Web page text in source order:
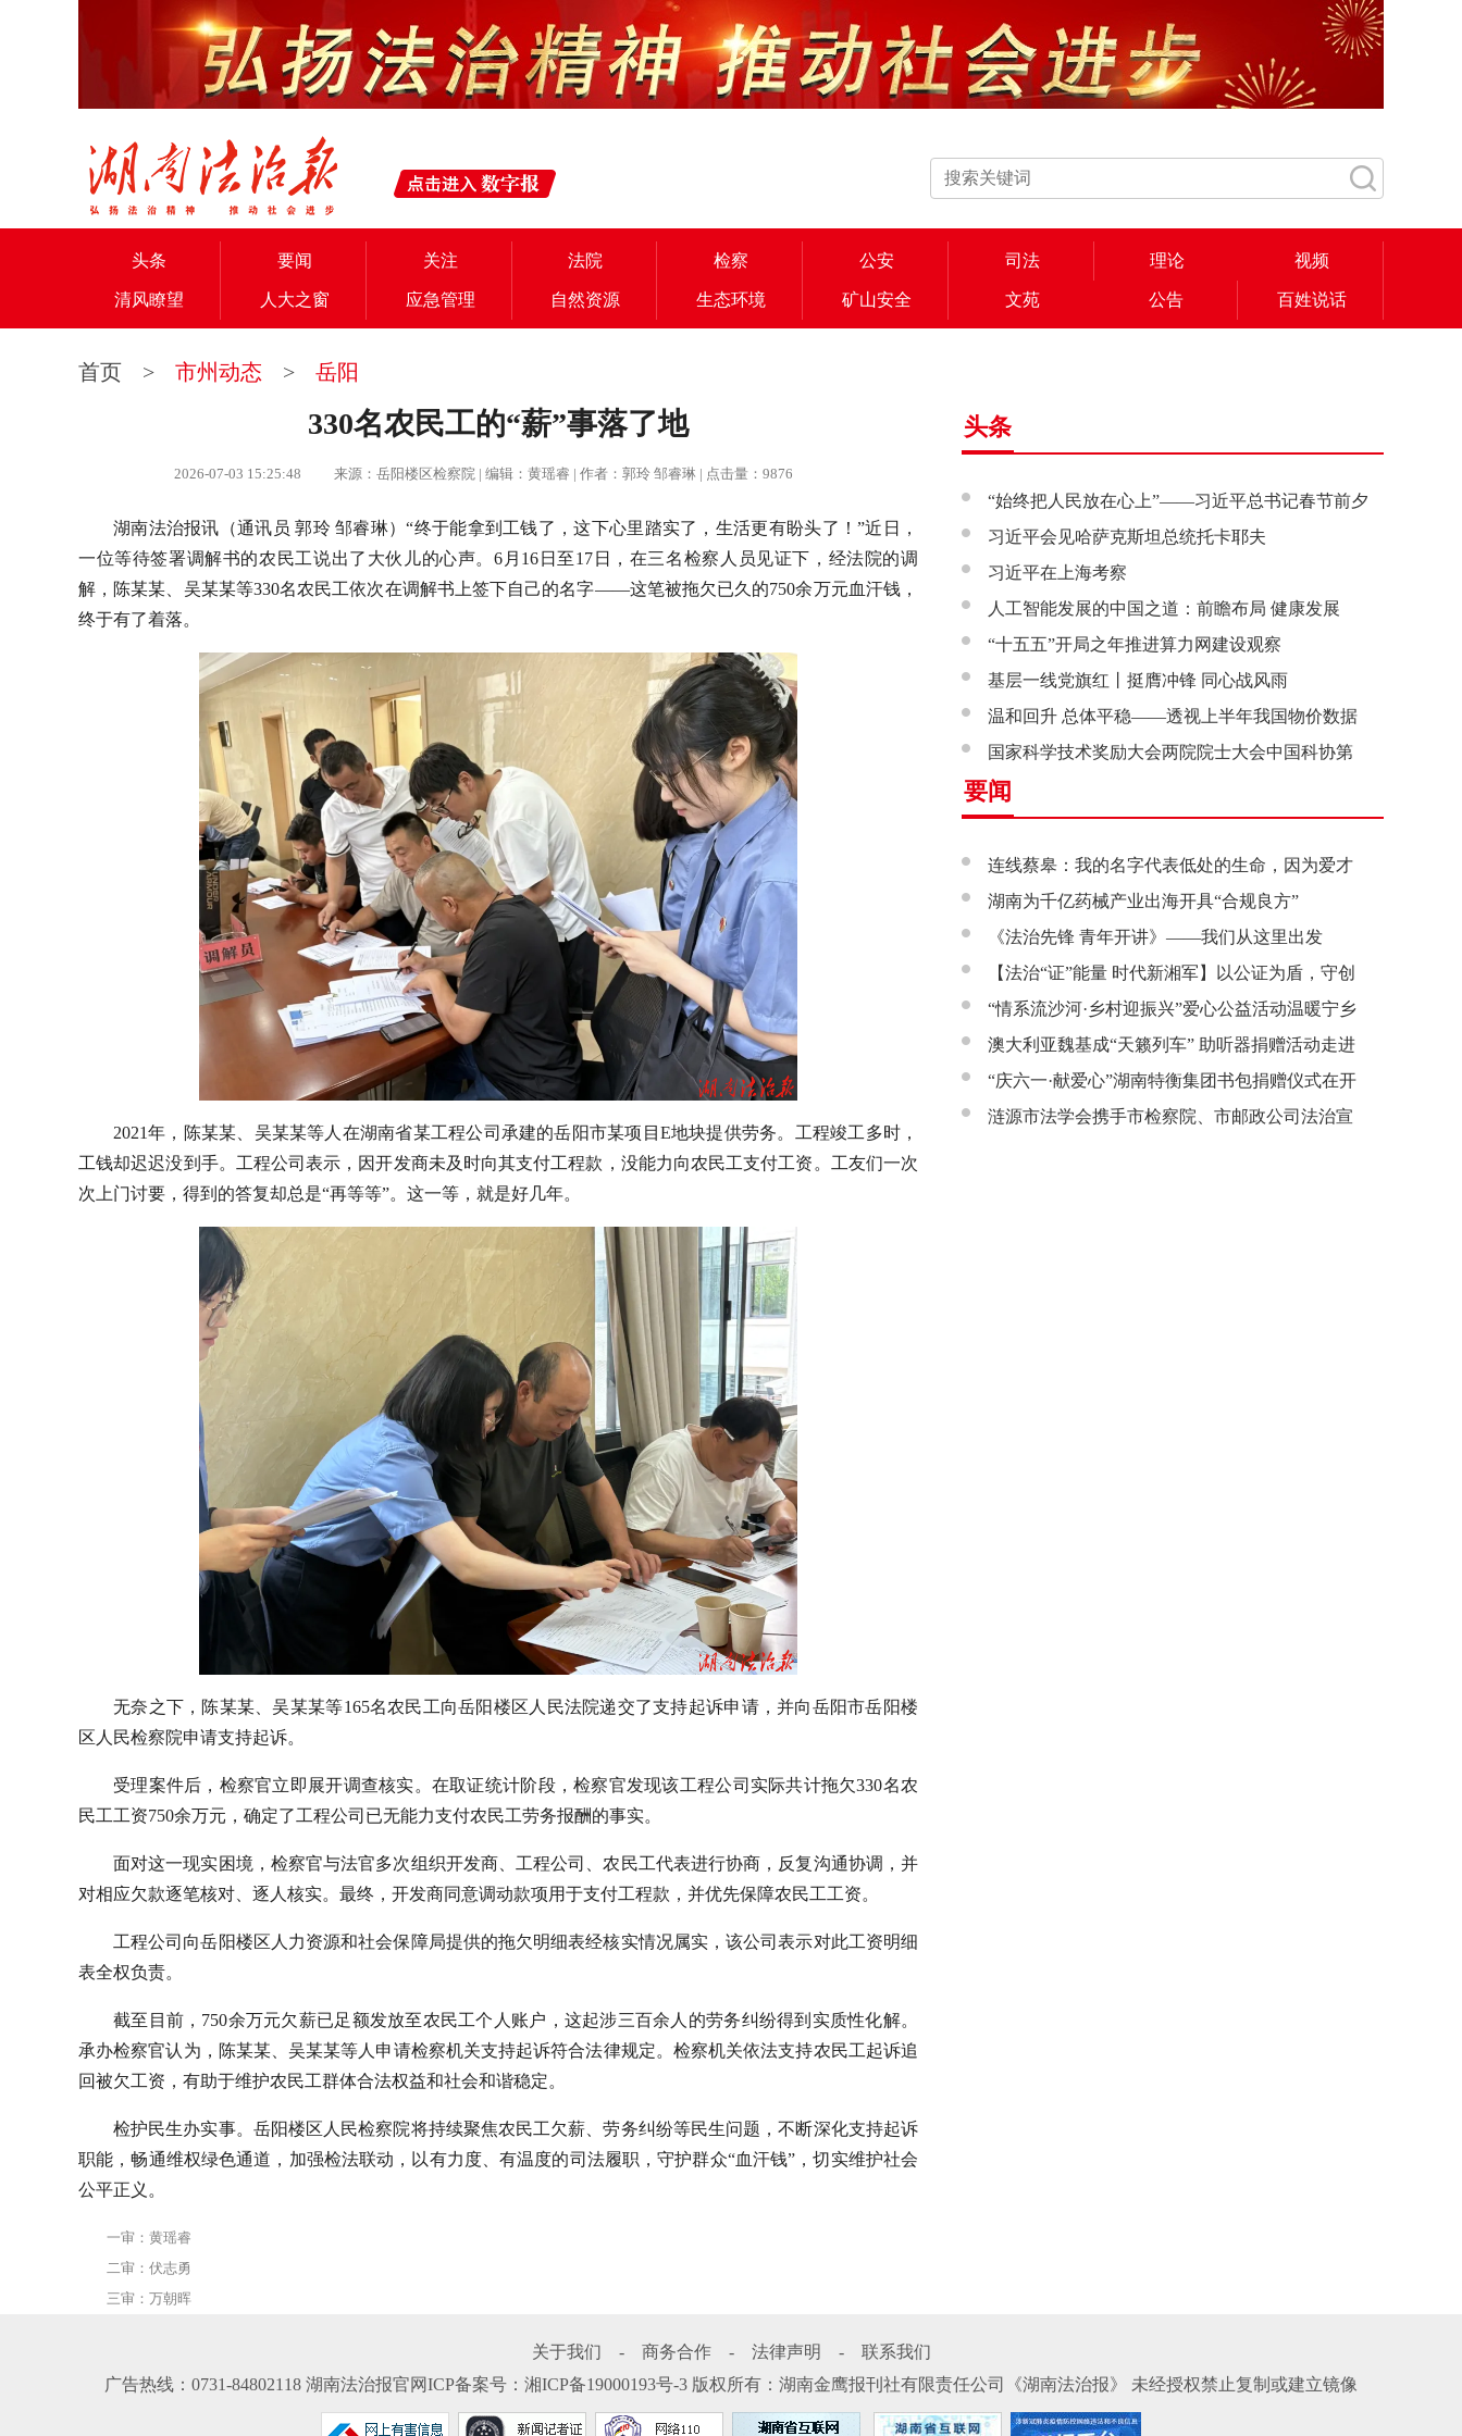
头条 要闻 关注 法院 检察 公安 司法 理论 视频
清风瞭望 人大之窗 应急管理 自然资源 生态环境 矿山安全 文苑 公告 百姓说话
首页 > 市州动态 > 岳阳
330名农民工的“薪”事落了地
2026-07-03 15:25:48 来源：岳阳楼区检察院 | 编辑：黄瑶睿 | 作者：郭玲 邹睿琳 | 点击量：9876
湖南法治报讯（通讯员 郭玲 邹睿琳）“终于能拿到工钱了，这下心里踏实了，生活更有盼头了！”近日，
一位等待签署调解书的农民工说出了大伙儿的心声。6月16日至17日，在三名检察人员见证下，经法院的调
解，陈某某、吴某某等330名农民工依次在调解书上签下自己的名字——这笔被拖欠已久的750余万元血汗钱，
终于有了着落。
2021年，陈某某、吴某某等人在湖南省某工程公司承建的岳阳市某项目E地块提供劳务。工程竣工多时，
工钱却迟迟没到手。工程公司表示，因开发商未及时向其支付工程款，没能力向农民工支付工资。工友们一次
次上门讨要，得到的答复却总是“再等等”。这一等，就是好几年。
无奈之下，陈某某、吴某某等165名农民工向岳阳楼区人民法院递交了支持起诉申请，并向岳阳市岳阳楼
区人民检察院申请支持起诉。
受理案件后，检察官立即展开调查核实。在取证统计阶段，检察官发现该工程公司实际共计拖欠330名农
民工工资750余万元，确定了工程公司已无能力支付农民工劳务报酬的事实。
面对这一现实困境，检察官与法官多次组织开发商、工程公司、农民工代表进行协商，反复沟通协调，并
对相应欠款逐笔核对、逐人核实。最终，开发商同意调动款项用于支付工程款，并优先保障农民工工资。
工程公司向岳阳楼区人力资源和社会保障局提供的拖欠明细表经核实情况属实，该公司表示对此工资明细
表全权负责。
截至目前，750余万元欠薪已足额发放至农民工个人账户，这起涉三百余人的劳务纠纷得到实质性化解。
承办检察官认为，陈某某、吴某某等人申请检察机关支持起诉符合法律规定。检察机关依法支持农民工起诉追
回被欠工资，有助于维护农民工群体合法权益和社会和谐稳定。
检护民生办实事。岳阳楼区人民检察院将持续聚焦农民工欠薪、劳务纠纷等民生问题，不断深化支持起诉
职能，畅通维权绿色通道，加强检法联动，以有力度、有温度的司法履职，守护群众“血汗钱”，切实维护社会
公平正义。
一审：黄瑶睿
二审：伏志勇
三审：万朝晖
头条
“始终把人民放在心上”——习近平总书记春节前夕
赴辽宁看望慰问基层干部群众纪实
习近平会见哈萨克斯坦总统托卡耶夫
习近平在上海考察
人工智能发展的中国之道：前瞻布局 健康发展
“十五五”开局之年推进算力网建设观察
基层一线党旗红丨挺膺冲锋 同心战风雨
温和回升 总体平稳——透视上半年我国物价数据
国家科学技术奖励大会两院院士大会中国科协第
十一次全国代表大会在京召开
要闻
连线蔡皋：我的名字代表低处的生命，因为爱才
接近理想的高地
湖南为千亿药械产业出海开具“合规良方”
《法治先锋 青年开讲》——我们从这里出发
【法治“证”能量 时代新湘军】以公证为盾，守创
新之魂 湖南青年公证人为知识产权保护筑牢防线
“情系流沙河·乡村迎振兴”爱心公益活动温暖宁乡
市流沙河镇
澳大利亚魏基成“天籁列车” 助听器捐赠活动走进
开慧镇
“庆六一·献爱心”湖南特衡集团书包捐赠仪式在开
慧镇举行
涟源市法学会携手市检察院、市邮政公司法治宣
关于我们 - 商务合作 - 法律声明 -
联系我们
广告热线：0731-84802118 湖南法治报官网ICP备案号： 湘ICP备19000193号-3 版权所有：湖南金鹰报刊社有限责任公司《湖南法治报》 未经授权禁止复制或建立镜像